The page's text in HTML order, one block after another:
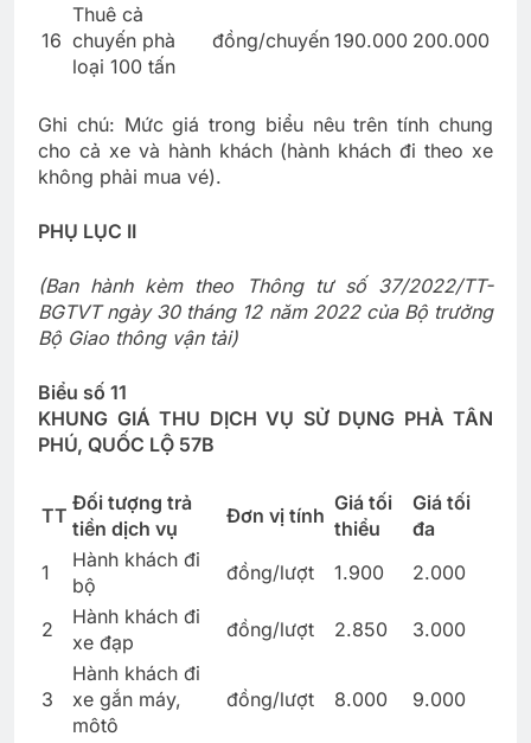
16
Thuê cả
chuyến phà
loại 100 tấn
đồng/chuyến 190.000 200.000
Ghi chú: Mức giá trong biểu nêu trên tính chung
cho cả xe và hành khách (hành khách đi theo xe
không phải mua vé).
PHỤ LỤC II
(Ban hành kèm theo Thông tư số 37/2022/TT-
BGTVT ngày 30 tháng 12 năm 2022 của Bộ trưởng
Bộ Giao thông vận tải)
Biểu số 11
KHUNG GIÁ THU DỊCH VỤ SỬ DỤNG PHÀ TÂN
PHÚ, QUỐC LỘ 57B
TT
Đối tượng trả
tiền dịch vụ
Đơn vị tính
Giá tối
thiểu
Giá tối
đa
1
Hành khách đi
bộ
đồng/lượt 1.900 2.000
2
Hành khách đi
xe đạp
đồng/lượt 2.850 3.000
3
Hành khách đi
xe gắn máy,
môtô
đồng/lượt 8.000 9.000